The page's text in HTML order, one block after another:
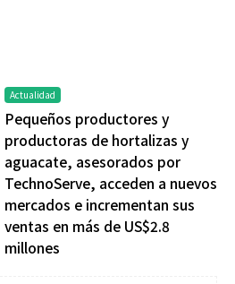
Actualidad
Pequeños productores y
productoras de hortalizas y
aguacate, asesorados por
TechnoServe, acceden a nuevos
mercados e incrementan sus
ventas en más de US$2.8
millones